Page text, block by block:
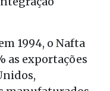
1994, o Nafta
as exportações